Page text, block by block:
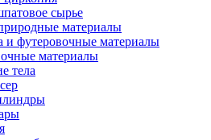
сырье
материалы
футеровочные материалы
материалы
тела